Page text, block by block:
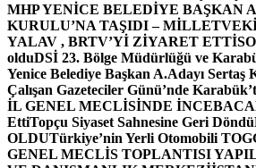
MHP YENİCE BELEDİYE BAŞKAN
KURULU’NA TAŞIDI –
YALAV , BRTV’Yİ ZİYARET ETTİ
olduDSİ 23. Bölge Müdürlüğü ve
Yenice Belediye Başkan A.Adayı
Çalışan Gazeteciler Günü’nde
İL GENEL MECLİSİNDE
EttiTopçu Siyaset Sahnesine Geri Döndü
OLDUTürkiye’nin Yerli Otomobili
GENEL MECLİS TOPLANTISI